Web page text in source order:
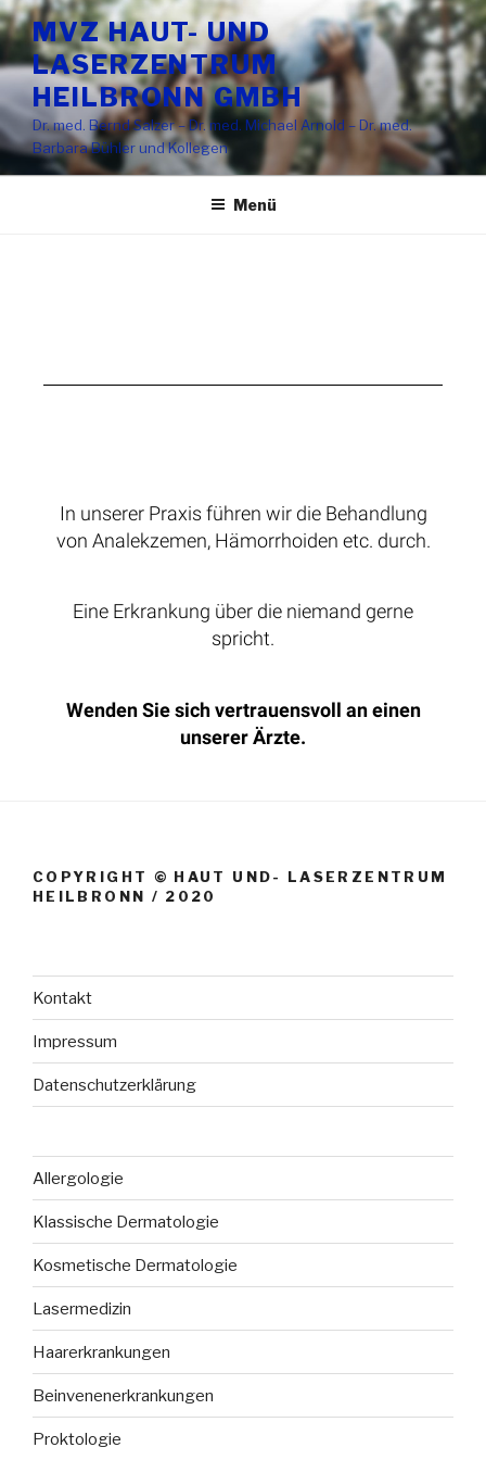
MVZ HAUT- UND
LASERZENTRUM
HEILBRONN GMBH
Dr. med. Bernd Salzer – Dr. med. Michael Arnold – Dr. med.
Barbara Bühler und Kollegen
Menü
In unserer Praxis führen wir die Behandlung
von Analekzemen, Hämorrhoiden etc. durch.
Eine Erkrankung über die niemand gerne
spricht.
Wenden Sie sich vertrauensvoll an einen
unserer Ärzte.
COPYRIGHT © HAUT UND- LASERZENTRUM
HEILBRONN / 2020
Kontakt
Impressum
Datenschutzerklärung
Allergologie
Klassische Dermatologie
Kosmetische Dermatologie
Lasermedizin
Haarerkrankungen
Beinvenenerkrankungen
Proktologie